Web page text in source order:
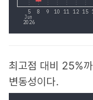
최고점 대비 25%
변동성이다.